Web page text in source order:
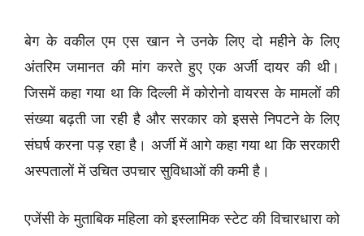
बेग के वकील एम एस खान ने उनके लिए दो महीने के लिए
अंतरिम जमानत की मांग करते हुए एक अर्जी दायर की थी।
जिसमें कहा गया था कि दिल्ली में कोरोनो वायरस के मामलों की
संख्या बढ़ती जा रही है और सरकार को इससे निपटने के लिए
संघर्ष करना पड़ रहा है। अर्जी में आगे कहा गया था कि सरकारी
अस्पतालों में उचित उपचार सुविधाओं की कमी है।
एजेंसी के मुताबिक महिला को इस्लामिक स्टेट की विचारधारा को